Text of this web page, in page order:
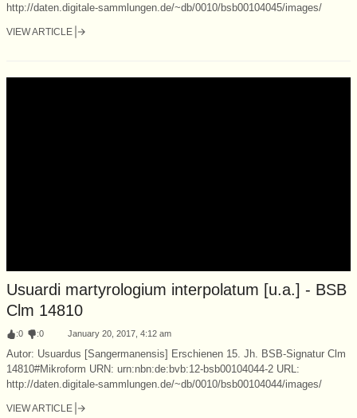
http://daten.digitale-sammlungen.de/~db/0010/bsb00104045/images/
VIEW ARTICLE
Usuardi martyrologium interpolatum [u.a.] - BSB
Clm 14810
:0 :0 January 20, 2017, 4:12 am
Autor: Usuardus [Sangermanensis] Erschienen 15. Jh. BSB-Signatur Clm
14810#Mikroform URN: urn:nbn:de:bvb:12-bsb00104044-2 URL:
http://daten.digitale-sammlungen.de/~db/0010/bsb00104044/images/
VIEW ARTICLE